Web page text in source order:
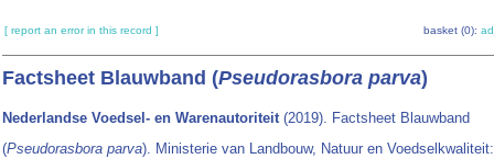
[ report an error in this record ] basket (0):
Factsheet Blauwband (Pseudorasbora parva)
Nederlandse Voedsel- en Warenautoriteit(2019). Factsheet Blauwband
(Pseudorasbora parva). Ministerie van Landbouw, Natuur en